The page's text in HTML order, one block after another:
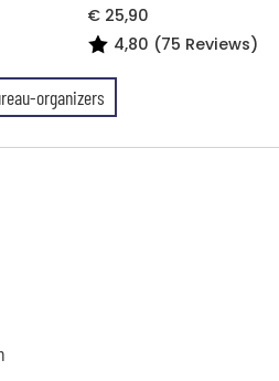
€ 25,90
4,80 (75 Reviews)
organizers